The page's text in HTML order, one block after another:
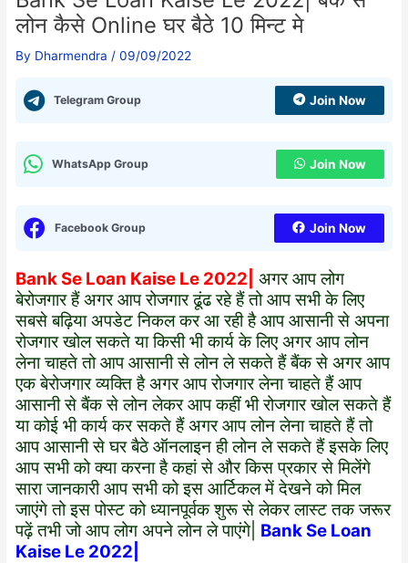
लोन कैसे Online घर बैठे 10 मिन्ट मे
By Dharmendra /09/09/2022
Telegram Group Join Now
WhatsApp Group Join Now
Facebook Group Join Now
Bank Se Loan Kaise Le 2022| अगर आप लोग
बेरोजगार हैं अगर आप रोजगार ढूंढ रहे हैं तो आप सभी के लिए
सबसे बढ़िया अपडेट निकल कर आ रही है आप आसानी से अपना
रोजगार खोल सकते या किसी भी कार्य के लिए अगर आप लोन
लेना चाहते तो आप आसानी से लोन ले सकते हैं बैंक से अगर आप
एक बेरोजगार व्यक्ति है अगर आप रोजगार लेना चाहते हैं आप
आसानी से बैंक से लोन लेकर आप कहीं भी रोजगार खोल सकते हैं
या कोई भी कार्य कर सकते हैं अगर आप लोन लेना चाहते हैं तो
आप आसानी से घर बैठे ऑनलाइन ही लोन ले सकते हैं इसके लिए
आप सभी को क्या करना है कहां से और किस प्रकार से मिलेंगे
सारा जानकारी आप सभी को इस आर्टिकल में देखने को मिल
जाएंगे तो इस पोस्ट को ध्यानपूर्वक शुरू से लेकर लास्ट तक जरूर
पढ़ें तभी जो आप लोग अपने लोन ले पाएंगे| Bank Se Loan
Kaise Le 2022|